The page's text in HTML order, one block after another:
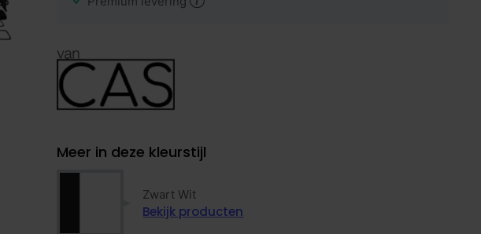
Meer in deze kleurstijl
Zwart Wit
Bekijk producten